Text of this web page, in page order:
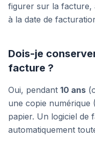
figurer sur la facture,
à la date de
Dois-je
facture ?
Oui, pendant 10 ans
une copie numérique
papier. Un logiciel de
automatiquement